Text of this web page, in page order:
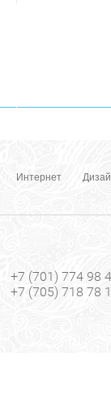
Интернет
+7 (701) 774 98
+7 (705) 718 78